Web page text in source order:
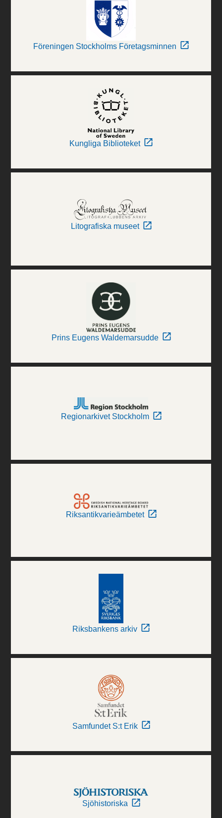
Föreningen Stockholms Företagsminnen
Kungliga Biblioteket
Litografiska museet
Prins Eugens Waldemarsudde
Regionarkivet Stockholm
Riksantikvarieämbetet
Riksbankens arkiv
Samfundet S:t Erik
Sjöhistoriska